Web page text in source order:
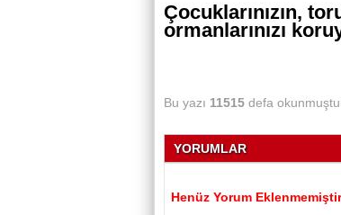
Çocuklarınızın,
ormanlarınızı
Bu yazı 11515 defa
YORUMLAR
Henüz Yorum